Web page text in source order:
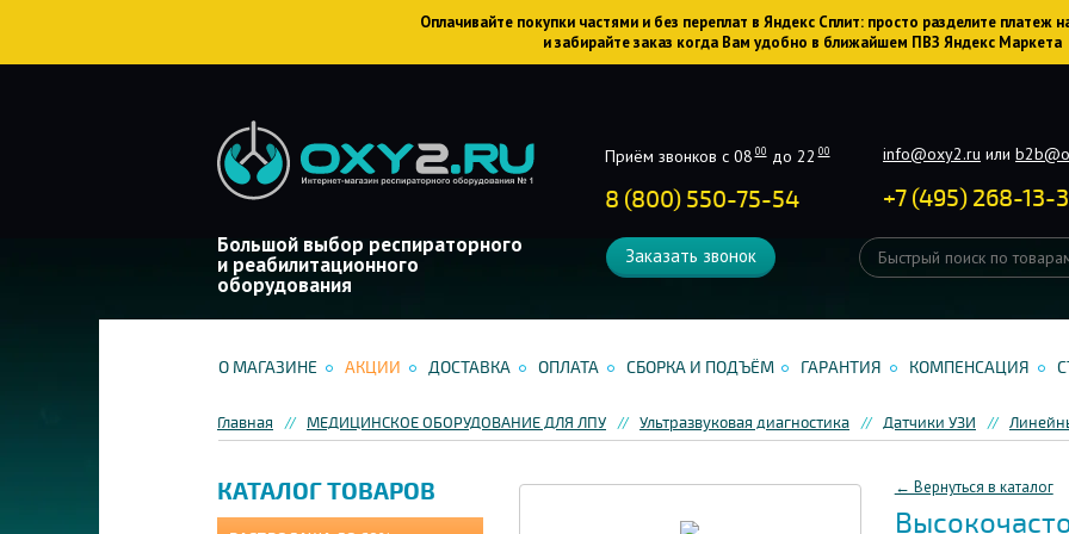
Оплачивайте покупки частями и без переплат в Яндекс Сплит: просто разделите платеж
и забирайте заказ когда Вам удобно в ближайшем ПВЗ Яндекс Маркета
Большой выбор респираторного
и реабилитационного
оборудования
Приём звонков с 08 00до 22 00
8 (800) 550-75-54
info@oxy2.ru или
+7 (495) 268-13-
Заказать звонок
О МАГАЗИНЕ АКЦИИ ДОСТАВКА ОПЛАТА СБОРКА И ПОДЪЁМ ГАРАНТИЯ КОМПЕНСАЦИЯ
Главная МЕДИЦИНСКОЕ ОБОРУДОВАНИЕ ДЛЯ ЛПУ Ультразвуковая диагностика Датчики УЗИ
КАТАЛОГ ТОВАРОВ ← Вернуться в каталог